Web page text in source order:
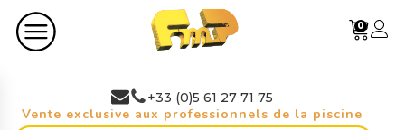
0
+33 (0)5 61 27 71 75
Vente exclusive aux professionnels de la piscine